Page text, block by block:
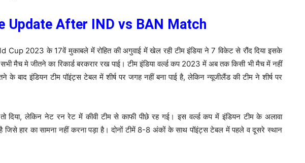
Update After IND vs BAN Match
Cup 2023 के 17वें मुकाबले में रोहित की अगुवाई में खेल रही टीम इंडिया ने 7 विकेट से रौंद दिया इसके
मैच मे जीतने का रिकार्ड बरकरार रख पाई। टीम इंडिया वर्ल्ड कप 2023 में अब तक किसी भी मैच में नहीं
के बाद इंडियन टीम पॉइंट्स टेबल में शीर्ष पर जगह नहीं बना पाई है, लेकिन न्यूजीलैंड की टीम ने शीर्ष पर
तो दिया, लेकिन नेट रन रेट में कीवी टीम से काफी पीछे रह गई। इस वर्ल्ड कप में इंडियन टीम के अलावा
जिसे हार का सामना नहीं करना पड़ा है। दोनों टीमें 8-8 अंकों के साथ पॉइंट्स टेबल में पहले व दूसरे स्थान